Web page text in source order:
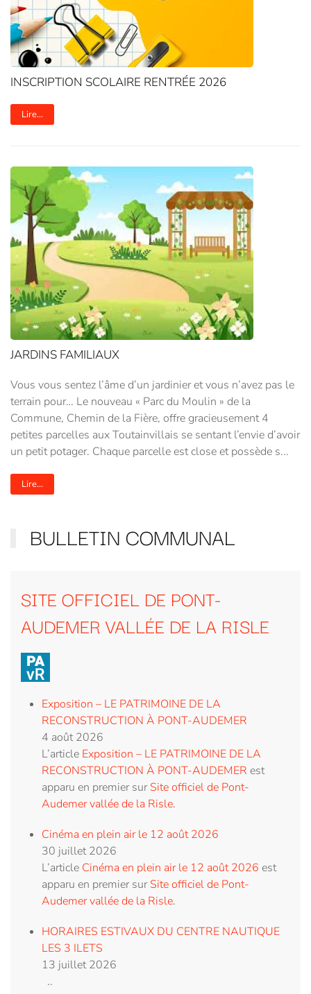
INSCRIPTION SCOLAIRE RENTRÉE 2026
Lire...
JARDINS FAMILIAUX
Vous vous sentez l’âme d’un jardinier et vous n’avez pas le
terrain pour… Le nouveau « Parc du Moulin » de la
Commune, Chemin de la Fière, offre gracieusement 4
petites parcelles aux Toutainvillais se sentant l’envie d’avoir
un petit potager. Chaque parcelle est close et possède s...
Lire...
BULLETIN COMMUNAL
SITE OFFICIEL DE PONT-
AUDEMER VALLÉE DE LA RISLE
Exposition – LE PATRIMOINE DE LA
RECONSTRUCTION À PONT-AUDEMER
4 août 2026
L’article Exposition – LE PATRIMOINE DE LA
RECONSTRUCTION À PONT-AUDEMER est
apparu en premier surSite officiel de Pont-
Audemer vallée de la Risle.
Cinéma en plein air le 12 août 2026
30 juillet 2026
L’article Cinéma en plein air le 12 août 2026 est
apparu en premier surSite officiel de Pont-
Audemer vallée de la Risle.
HORAIRES ESTIVAUX DU CENTRE NAUTIQUE
LES 3 ILETS
13 juillet 2026
..